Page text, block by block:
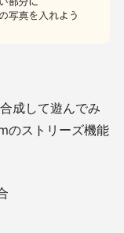
成して遊んでみ
のストリーズ機能